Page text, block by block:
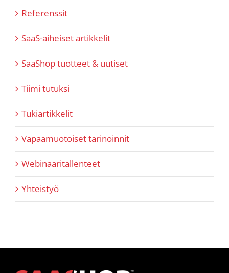
Referenssit
SaaS-aiheiset artikkelit
SaaShop tuotteet & uutiset
Tiimi tutuksi
Tukiartikkelit
Vapaamuotoiset tarinoinnit
Webinaaritallenteet
Yhteistyö